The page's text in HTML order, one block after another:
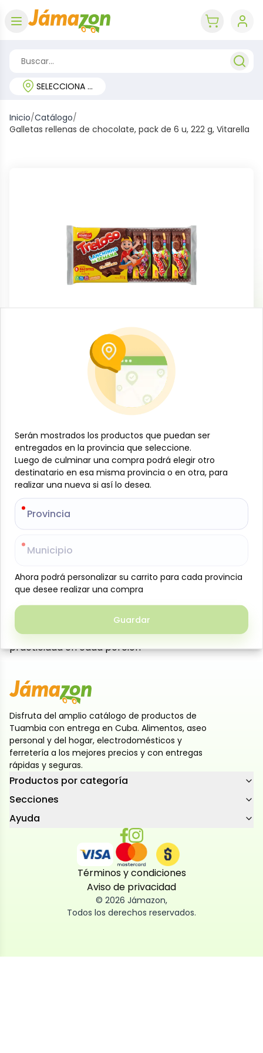
SELECCIONA TU REGIÓN
Inicio/Catálogo/
Galletas rellenas de chocolate, pack de 6 u, 222 g, Vitarella
Dulces y confituras
Galletas rellenas de chocolate, pack de
6 u, 222 g, Vitarella
B-JAM-001-1393
1
Especificaciones
-
rellenas con suave crema de chocolate y
unidades cada uno. Ideales para llevar en la
lonchera, disfrutar en las meriendas escolares o
compartir en cualquier momento del día. Su
presentación individual ayuda a conservar la
frescura y facilita su consumo, ofreciendo sabor y
practicidad en cada porción
Disfruta del amplio catálogo de productos de
Tuambia con entrega en Cuba. Alimentos, aseo
personal y del hogar, electrodomésticos y
ferretería a los mejores precios y con entregas
rápidas y seguras.
Productos por categoría
Secciones
Ayuda
Términos y condiciones
Aviso de privacidad
© 2026 Jámazon,
Todos los derechos reservados.
Serán mostrados los productos que puedan ser
entregados en la provincia que seleccione.
Luego de culminar una compra podrá elegir otro
destinatario en esa misma provincia o en otra, para
realizar una nueva si así lo desea.
Provincia
Municipio
Ahora podrá personalizar su carrito para cada provincia
que desee realizar una compra
Guardar
Serán mostrados los productos que puedan ser
entregados en la provincia que seleccione.
Luego de culminar una compra podrá elegir otro
destinatario en esa misma provincia o en otra, para
realizar una nueva si así lo desea.
Provincia
Municipio
Ahora podrá personalizar su carrito para cada provincia
que desee realizar una compra
Guardar